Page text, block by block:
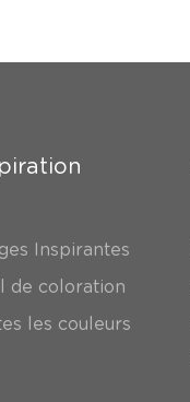
Inspirantes
de coloration
les couleurs